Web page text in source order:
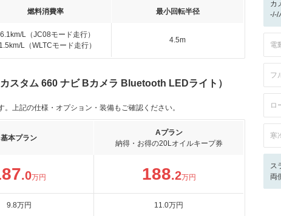
燃料消費率 最小回転半径
L（JC08モード走行）
L（WLTCモード走行）
4.5m
スタム 660 ナビ Bカメラ Bluetooth LEDライト）
上記の仕様・オプション・装備もご確認ください。
基本プラン
Aプラン
納得・お得の20Lオイルキープ券
.0万円 188.2万円
9.8万円 11.0万円
カ
-/-/
電
フ
ロ
寒
ス
両